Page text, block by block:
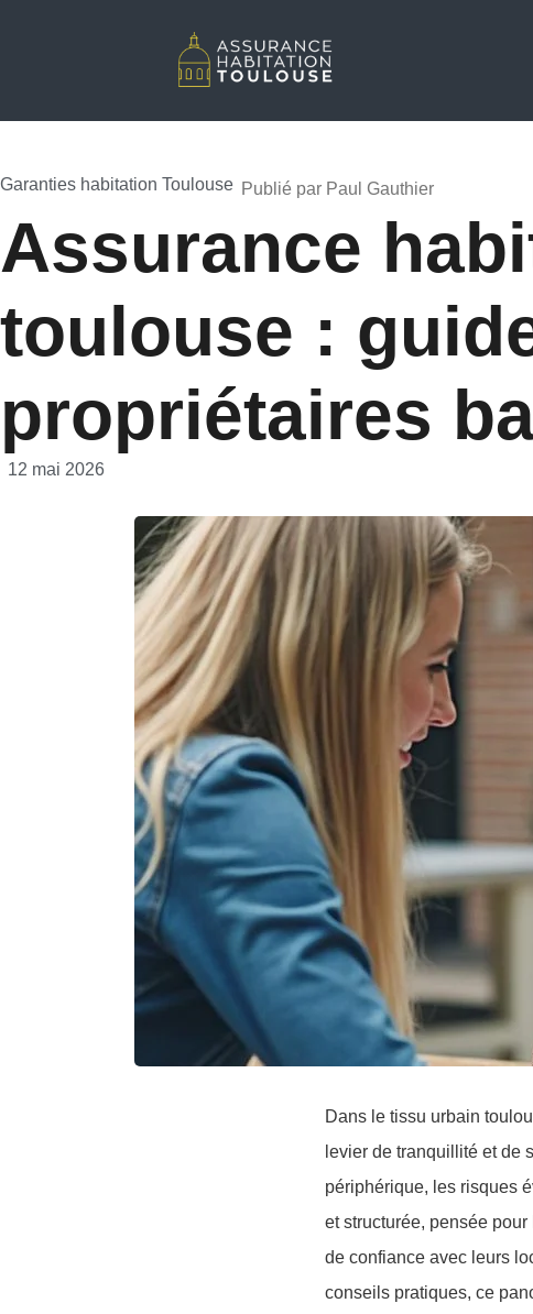
Garanties habitation Toulouse Publié par Paul Gauthier
Assurance
toulouse :
propriétaires
12 mai 2026
Dans le tissu urbain
levier de tranquillité et de
périphérique, les risques
et structurée, pensée
de confiance avec leurs
conseils pratiques, ce